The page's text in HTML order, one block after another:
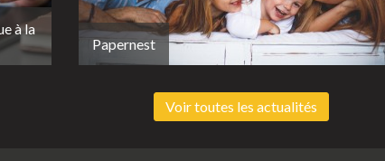
à la
Papernest
Voir toutes les actualités